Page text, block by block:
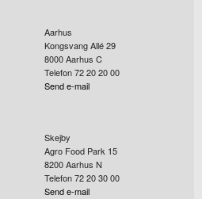
Aarhus
Kongsvang Allé 29
8000Aarhus C
Telefon 72 20 20 00
Send e-mail
Skejby
Agro Food Park 15
8200Aarhus N
Telefon 72 20 30 00
Send e-mail